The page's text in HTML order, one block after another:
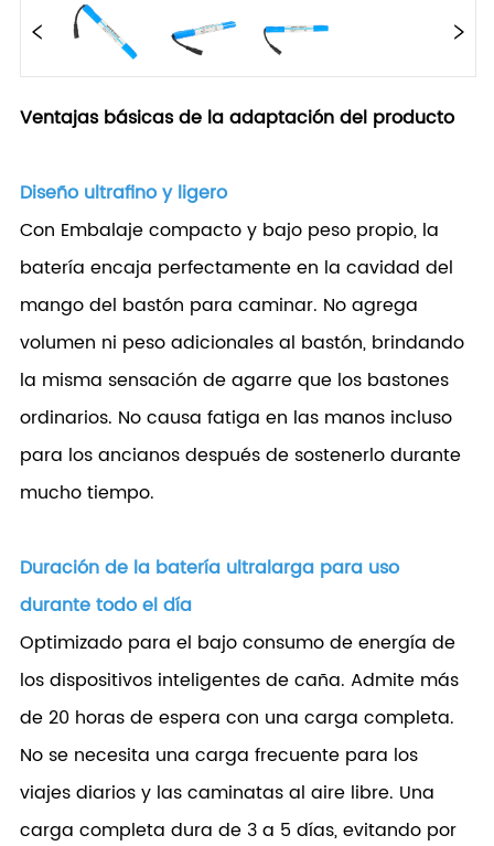
Ventajas básicas de la adaptación del producto
Diseño ultrafino y ligero
Con Embalaje compacto y bajo peso propio, la
batería encaja perfectamente en la cavidad del
mango del bastón para caminar. No agrega
volumen ni peso adicionales al bastón, brindando
la misma sensación de agarre que los bastones
ordinarios. No causa fatiga en las manos incluso
para los ancianos después de sostenerlo durante
mucho tiempo.
Duración de la batería ultralarga para uso
durante todo el día
Optimizado para el bajo consumo de energía de
los dispositivos inteligentes de caña. Admite más
de 20 horas de espera con una carga completa.
No se necesita una carga frecuente para los
viajes diarios y las caminatas al aire libre. Una
carga completa dura de 3 a 5 días, evitando por